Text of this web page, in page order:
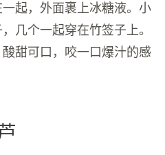
起，外面裹上冰糖液。小
几个一起穿在竹签子上。
甜可口，咬一口爆汁的感